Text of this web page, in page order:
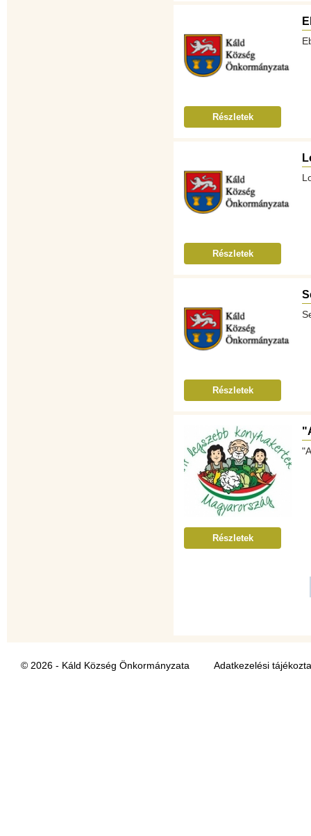
Részletek
Részletek
Részletek
Részletek
© 2026 - Káld Község Önkormányzata Adatkezelési